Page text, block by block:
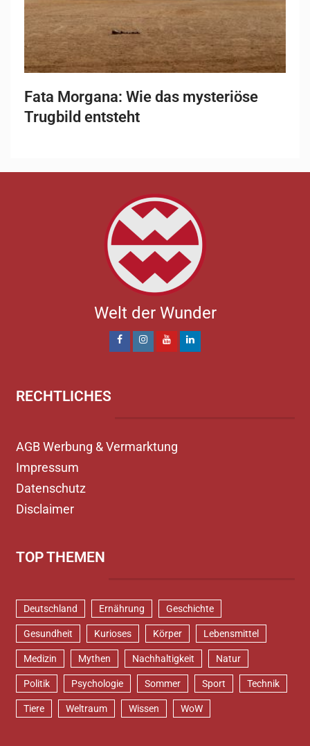
Fata Morgana: Wie das mysteriöse
Trugbild entsteht
Welt der Wunder
RECHTLICHES
AGB Werbung & Vermarktung
Impressum
Datenschutz
Disclaimer
TOP THEMEN
Deutschland Ernährung Geschichte
Gesundheit Kurioses Körper Lebensmittel
Medizin Mythen Nachhaltigkeit Natur
Politik Psychologie Sommer Sport Technik
Tiere Weltraum Wissen WoW